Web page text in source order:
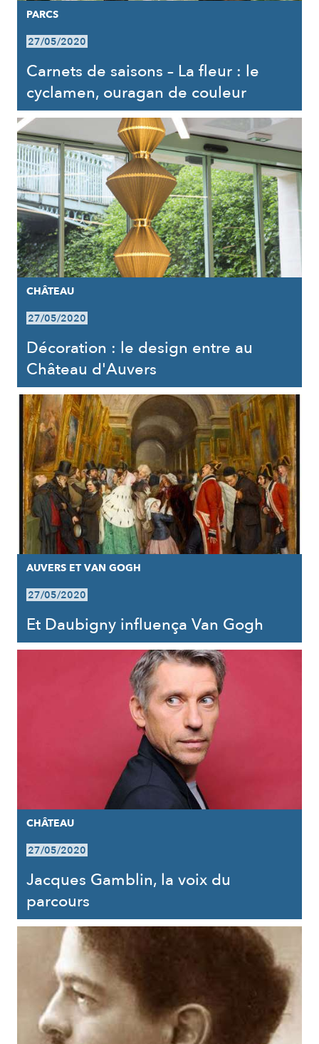
PARCS
27/05/2020
Carnets de saisons – La fleur : le
cyclamen, ouragan de couleur
CHÂTEAU
27/05/2020
Décoration : le design entre au
Château d'Auvers
AUVERS ET VAN GOGH
27/05/2020
Et Daubigny influença Van Gogh
CHÂTEAU
27/05/2020
Jacques Gamblin, la voix du
parcours